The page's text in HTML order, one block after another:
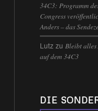
34C3: Programm
Congress
Anders – das
Lutz zuBleibt alles
auf dem 34C3
DIE